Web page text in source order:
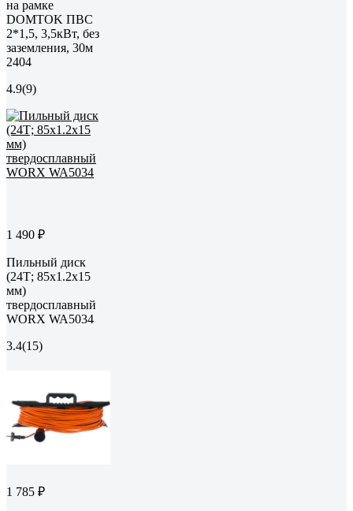
на рамке
DOMTOK ПВС
2*1,5, 3,5кВт, без
заземления, 30м
2404
4.9(9)
1 490 ₽
Пильный диск
(24Т; 85x1.2x15
мм)
твердосплавный
WORX WA5034
3.4(15)
1 785 ₽